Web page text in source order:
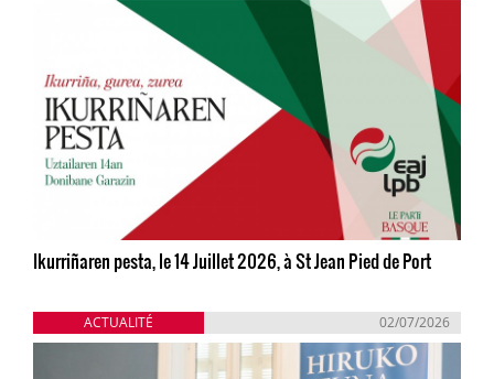
Ikurriñaren pesta, le 14 Juillet 2026, à St Jean Pied de Port
ACTUALITÉ 02/07/2026